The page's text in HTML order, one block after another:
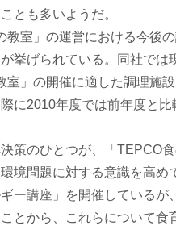
とも多いようだ。
室」の運営における今後
挙げられている。同社では
室」の開催に適した調理施
に2010年度では前年度と
策のひとつが、「TEPCO
境問題に対する意識を高
ギー講座」を開催している
とから、これらについて